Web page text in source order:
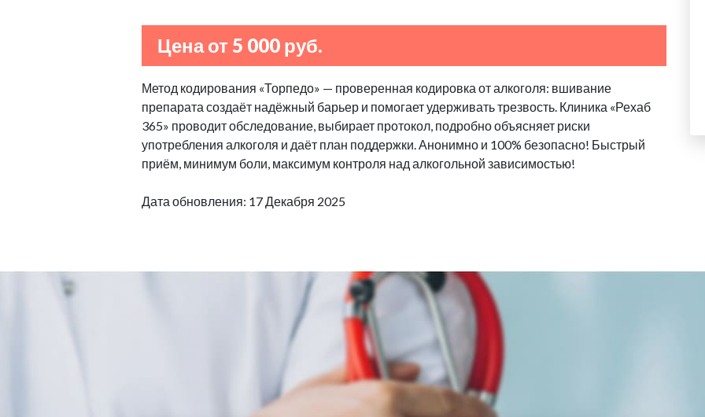
Цена от 5 000 руб.
Метод кодирования «Торпедо» — проверенная кодировка от алкоголя: вшивание
препарата создаёт надёжный барьер и помогает удерживать трезвость. Клиника «Рехаб
365» проводит обследование, выбирает протокол, подробно объясняет риски
употребления алкоголя и даёт план поддержки. Анонимно и 100% безопасно! Быстрый
приём, минимум боли, максимум контроля над алкогольной зависимостью!
Дата обновления: 17 Декабря 2025